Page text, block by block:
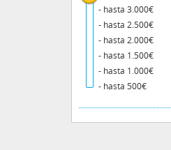
- hasta 3.000€
- hasta 2.500€
- hasta 2.000€
- hasta 1.500€
- hasta 1.000€
- hasta 500€